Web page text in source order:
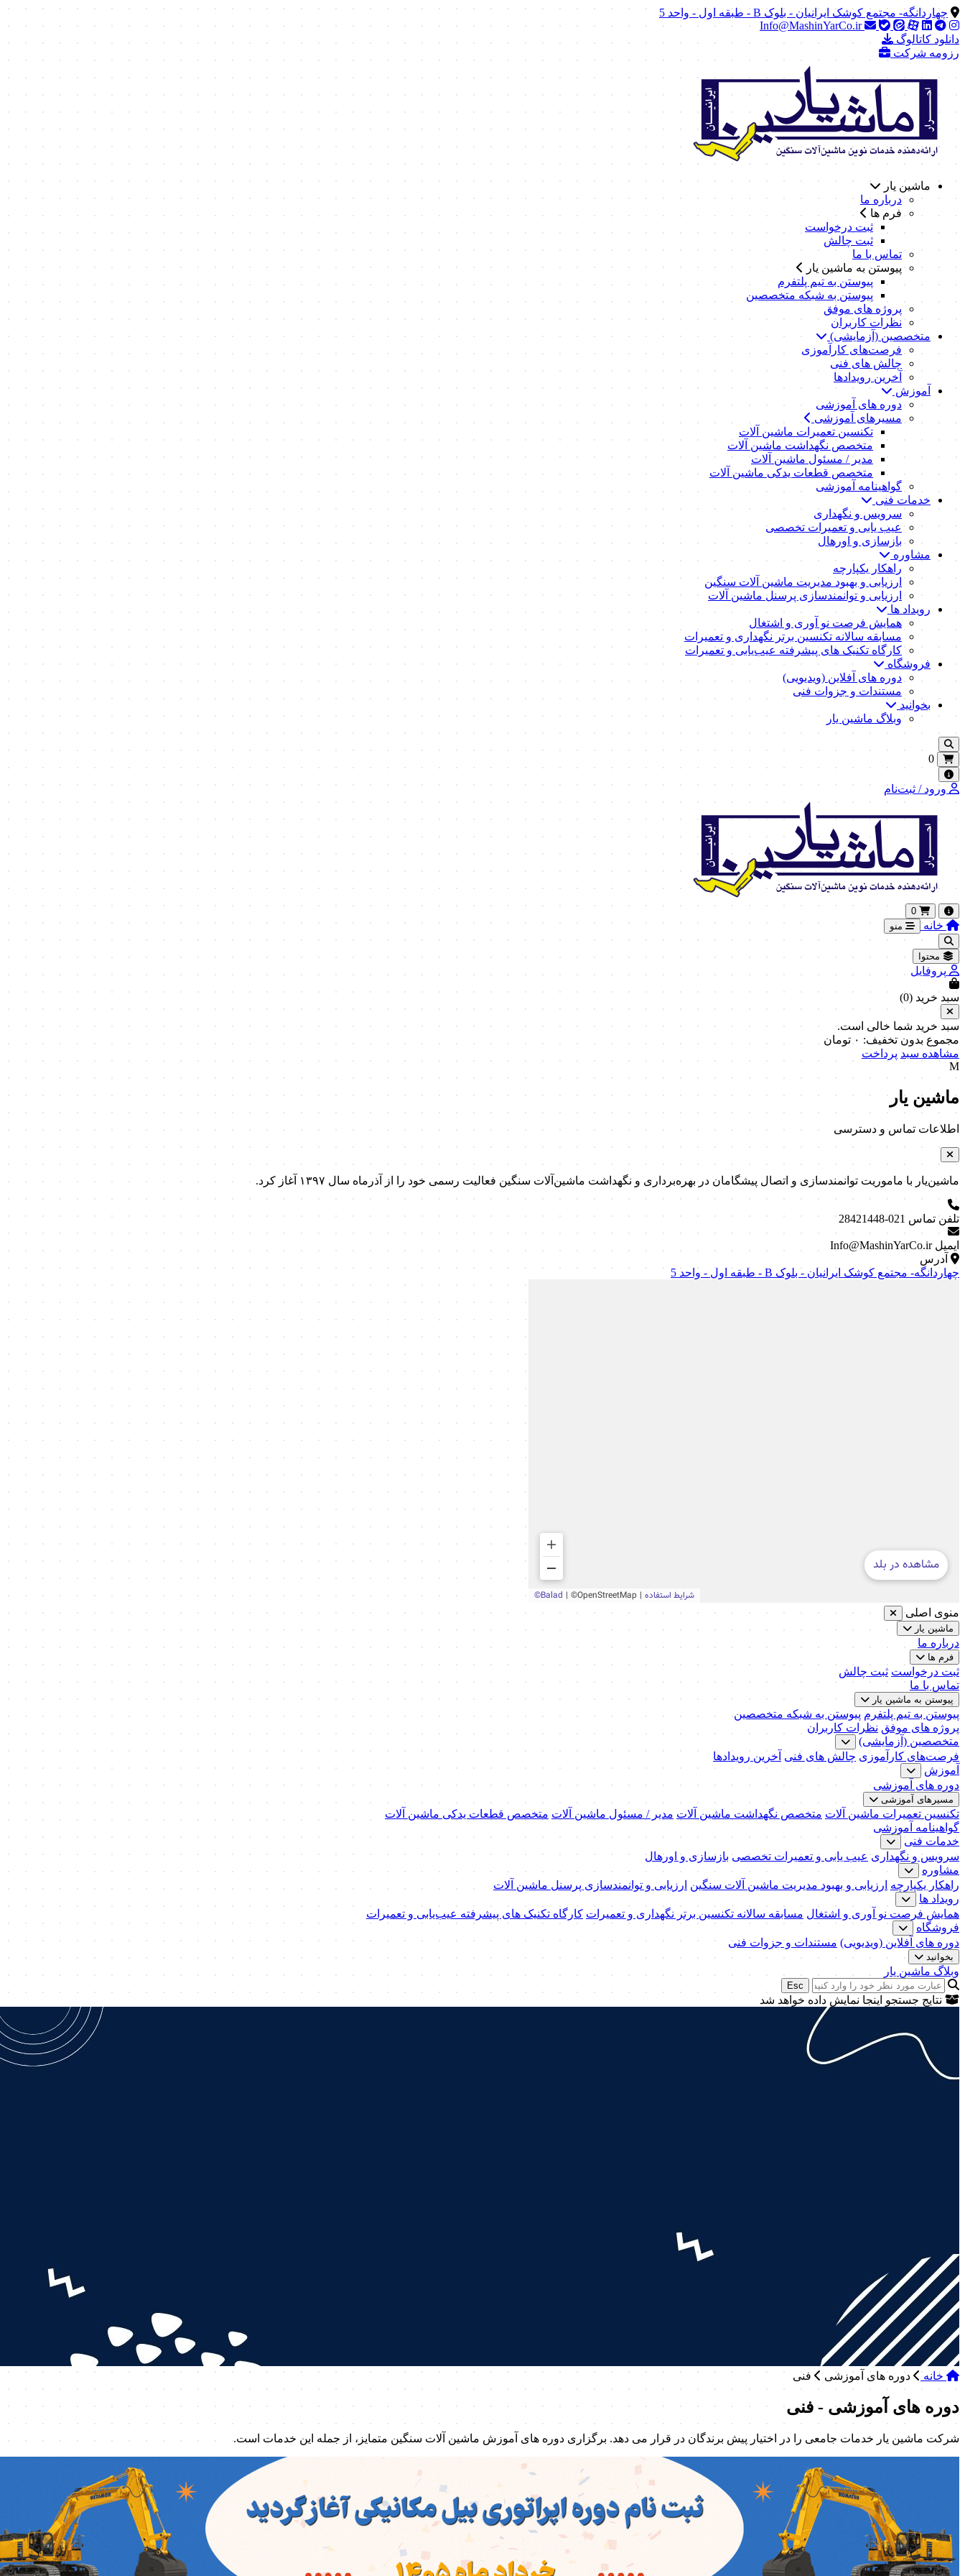
چهاردانگه- مجتمع کوشک ایرانیان - بلوک B - طبقه اول - واحد 5
Info@MashinYarCo.ir
دانلود کاتالوگ
رزومه شرکت
ماشین یار
درباره ما
فرم ها
ثبت درخواست
ثبت چالش
تماس با ما
پیوستن به ماشین یار
پیوستن به تیم پلتفرم
پیوستن به شبکه متخصصین
پروژه های موفق
نظرات کاربران
متخصصین (آزمایشی)
فرصت‌های کارآموزی
چالش های فنی
آخرین رویدادها
آموزش
دوره های آموزشی
مسیرهای آموزشی
تکنسین تعمیرات ماشین آلات
متخصص نگهداشت ماشین آلات
مدیر / مسئول ماشین آلات
متخصص قطعات یدکی ماشین آلات
گواهینامه آموزشی
خدمات فنی
سرویس و نگهداری
عیب یابی و تعمیرات تخصصی
بازسازی و اورهال
مشاوره
راهکار یکپارچه
ارزیابی و بهبود مدیریت ماشین آلات سنگین
ارزیابی و توانمندسازی پرسنل ماشین آلات
رویداد ها
همایش فرصت نو آوری و اشتغال
مسابقه سالانه تکنسین برتر نگهداری و تعمیرات
کارگاه تکنیک‌ های پیشرفته عیب‌یابی و تعمیرات
فروشگاه
دوره های آفلاین (ویدیویی)
مستندات و جزوات فنی
بخوانید
وبلاگ ماشین یار
0
ورود / ثبت‌نام
0
خانه منو
محتوا
پروفایل
سبد خرید (0
)
سبد خرید شما خالی است.
مجموع بدون تخفیف: ۰ تومان
مشاهده سبد پرداخت
M
ماشین یار
اطلاعات تماس و دسترسی
ماشین‌یار با ماموریت توانمندسازی و اتصال پیشگامان در بهره‌برداری و نگهداشت ماشین‌آلات سنگین فعالیت رسمی خود را از آذرماه سال ۱۳۹۷ آغاز کرد.
تلفن تماس 021-28421448
ایمیل Info@MashinYarCo.ir
آدرس
چهاردانگه- مجتمع کوشک ایرانیان - بلوک B - طبقه اول - واحد 5
منوی اصلی
ماشین یار
درباره ما
فرم ها
ثبت درخواست ثبت چالش
تماس با ما
پیوستن به ماشین یار
پیوستن به تیم پلتفرم پیوستن به شبکه متخصصین
پروژه های موفق نظرات کاربران
متخصصین (آزمایشی)
فرصت‌های کارآموزی چالش های فنی آخرین رویدادها
آموزش
دوره های آموزشی
مسیرهای آموزشی
تکنسین تعمیرات ماشین آلات متخصص نگهداشت ماشین آلات مدیر / مسئول ماشین آلات متخصص قطعات یدکی ماشین آلات
گواهینامه آموزشی
خدمات فنی
سرویس و نگهداری عیب یابی و تعمیرات تخصصی بازسازی و اورهال
مشاوره
راهکار یکپارچه ارزیابی و بهبود مدیریت ماشین آلات سنگین ارزیابی و توانمندسازی پرسنل ماشین آلات
رویداد ها
همایش فرصت نو آوری و اشتغال مسابقه سالانه تکنسین برتر نگهداری و تعمیرات کارگاه تکنیک‌ های پیشرفته عیب‌یابی و تعمیرات
فروشگاه
دوره های آفلاین (ویدیویی) مستندات و جزوات فنی
بخوانید
وبلاگ ماشین یار
Esc
نتایج جستجو اینجا نمایش داده خواهد شد
خانه دوره های آموزشی فنی
دوره های آموزشی - فنی
شرکت ماشین یار خدمات جامعی را در اختیار پیش برندگان در قرار می دهد. برگزاری دوره های آموزش ماشین آلات سنگین متمایز، از جمله این خدمات است.